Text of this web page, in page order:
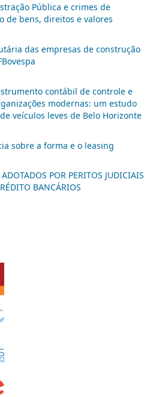
Pública e crimes de
de bens, direitos e valores
das empresas de construção
contábil de controle e
modernas: um estudo
veículos leves de Belo Horizonte
sobre a forma e o leasing
POR PERITOS JUDICIAIS
BANCÁRIOS